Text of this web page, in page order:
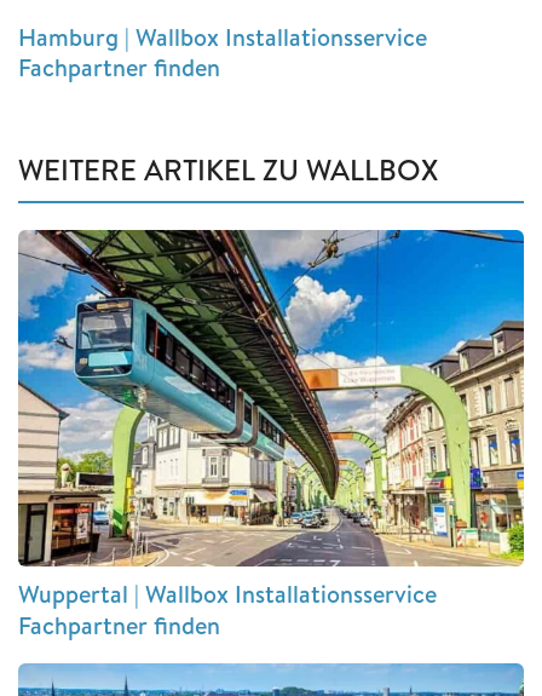
Hamburg | Wallbox Installationsservice
Fachpartner finden
WEITERE ARTIKEL ZU WALLBOX
Wuppertal | Wallbox Installationsservice
Fachpartner finden